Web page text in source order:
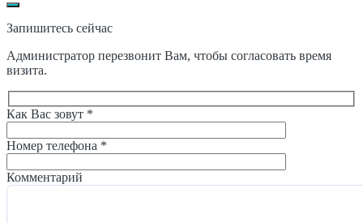
Запишитесь сейчас
Администратор перезвонит Вам, чтобы согласовать время
визита.
Как Вас зовут *
Номер телефона *
Комментарий